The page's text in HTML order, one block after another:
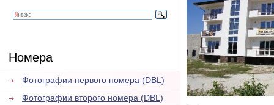
Номера
Фотографии первого номера (DBL)
Фотографии второго номера (DBL)